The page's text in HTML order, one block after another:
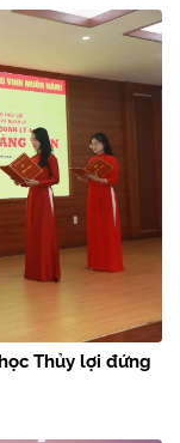
Thủy lợi đứng